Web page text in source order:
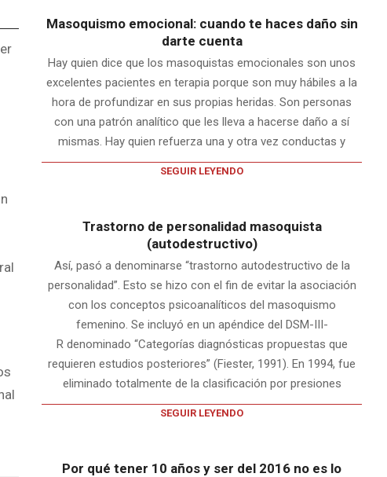
Masoquismo emocional: cuando te haces daño sin
darte cuenta
Hay quien dice que los masoquistas emocionales son unos
excelentes pacientes en terapia porque son muy hábiles a la
hora de profundizar en sus propias heridas. Son personas
con una patrón analítico que les lleva a hacerse daño a sí
mismas. Hay quien refuerza una y otra vez conductas y
SEGUIR LEYENDO
Trastorno de personalidad masoquista
(autodestructivo)
Así, pasó a denominarse “trastorno autodestructivo de la
personalidad”. Esto se hizo con el fin de evitar la asociación
con los conceptos psicoanalíticos del masoquismo
femenino. Se incluyó en un apéndice del DSM-III-
R denominado “Categorías diagnósticas propuestas que
requieren estudios posteriores” (Fiester, 1991). En 1994, fue
eliminado totalmente de la clasificación por presiones
SEGUIR LEYENDO
Por qué tener 10 años y ser del 2016 no es lo